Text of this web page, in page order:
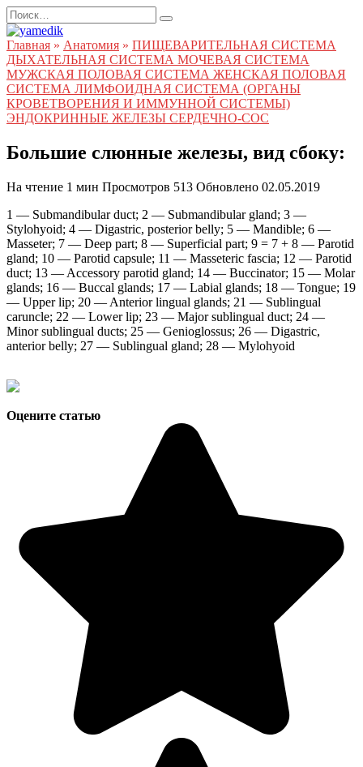
Перейти
к
содержанию
Search
for:
Главная » Анатомия » ПИЩЕВАРИТЕЛЬНАЯ СИСТЕМА
ДЫХАТЕЛЬНАЯ СИСТЕМА МОЧЕВАЯ СИСТЕМА
МУЖСКАЯ ПОЛОВАЯ СИСТЕМА ЖЕНСКАЯ ПОЛОВАЯ
СИСТЕМА ЛИМФОИДНАЯ СИСТЕМА (ОРГАНЫ
КРОВЕТВОРЕНИЯ И ИММУННОЙ СИСТЕМЫ)
ЭНДОКРИННЫЕ ЖЕЛЕЗЫ СЕРДЕЧНО-СОС
Большие слюнные железы, вид сбоку:
На чтение 1 мин Просмотров 513 Обновлено 02.05.2019
1 — Submandibular duct; 2 — Submandibular gland; 3 —
Stylohyoid; 4 — Digastric, posterior belly; 5 — Mandible; 6 —
Masseter; 7 — Deep part; 8 — Superficial part; 9 = 7 + 8 — Parotid
gland; 10 — Parotid capsule; 11 — Masseteric fascia; 12 — Parotid
duct; 13 — Accessory parotid gland; 14 — Buccinator; 15 — Molar
glands; 16 — Buccal glands; 17 — Labial glands; 18 — Tongue; 19
— Upper lip; 20 — Anterior lingual glands; 21 — Sublingual
caruncle; 22 — Lower lip; 23 — Major sublingual duct; 24 —
Minor sublingual ducts; 25 — Genioglossus; 26 — Digastric,
anterior belly; 27 — Sublingual gland; 28 — Mylohyoid
Оцените статью